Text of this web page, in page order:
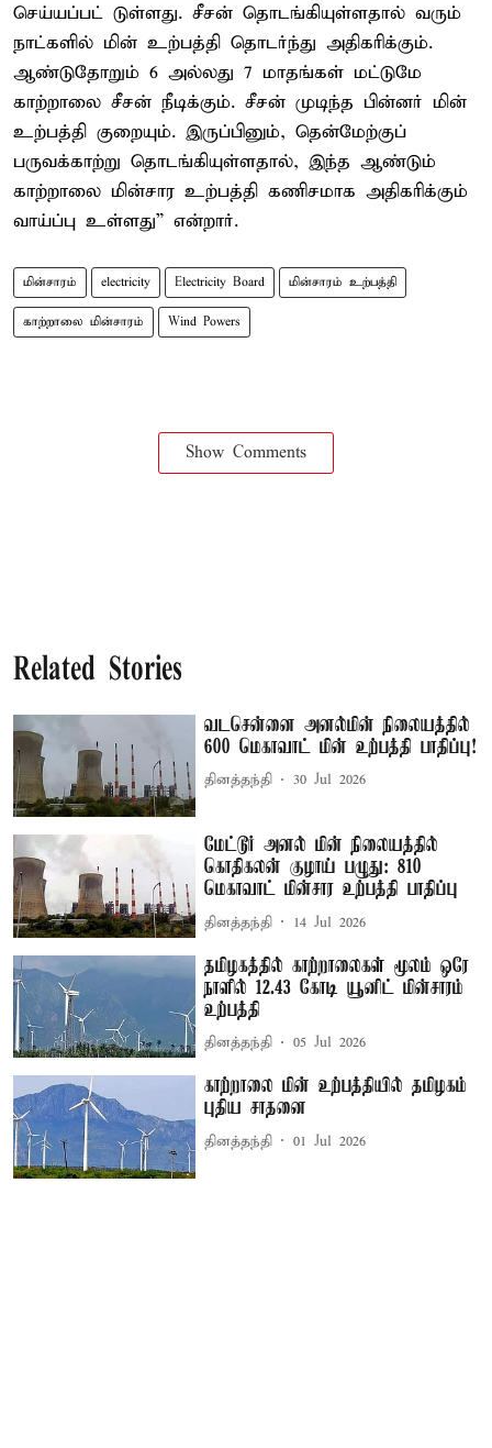
செய்யப்பட் டுள்ளது. சீசன் தொடங்கியுள்ளதால் வரும்
நாட்களில் மின் உற்பத்தி தொடர்ந்து அதிகரிக்கும்.
ஆண்டுதோறும் 6 அல்லது 7 மாதங்கள் மட்டுமே
காற்றாலை சீசன் நீடிக்கும். சீசன் முடிந்த பின்னர் மின்
உற்பத்தி குறையும். இருப்பினும், தென்மேற்குப்
பருவக்காற்று தொடங்கியுள்ளதால், இந்த ஆண்டும்
காற்றாலை மின்சார உற்பத்தி கணிசமாக அதிகரிக்கும்
வாய்ப்பு உள்ளது” என்றார்.
மின்சாரம் electricity Electricity Board மின்சாரம் உற்பத்தி
காற்றாலை மின்சாரம் Wind Powers
Show Comments
Related Stories
வடசென்னை அனல்மின் நிலையத்தில்
600 மெகாவாட் மின் உற்பத்தி பாதிப்பு!
தினத்தந்தி 30 Jul 2026
மேட்டூர் அனல் மின் நிலையத்தில்
கொதிகலன் குழாய் பழுது: 810
மெகாவாட் மின்சார உற்பத்தி பாதிப்பு
தினத்தந்தி 14 Jul 2026
தமிழகத்தில் காற்றாலைகள் மூலம் ஒரே
நாளில் 12.43 கோடி யூனிட் மின்சாரம்
உற்பத்தி
தினத்தந்தி 05 Jul 2026
காற்றாலை மின் உற்பத்தியில் தமிழகம்
புதிய சாதனை
தினத்தந்தி 01 Jul 2026